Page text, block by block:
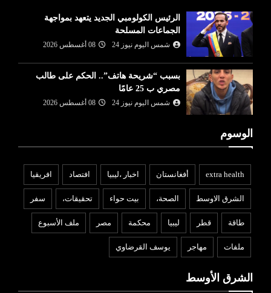
الرئيس الكولومبي الجديد يتعهد بمواجهة
الجماعات المسلحة
شمس اليوم نيوز 24 08 أغسطس 2026
بسبب “شريحة هاتف”.. الحكم على طالب
مصري ب 25 عامًا
شمس اليوم نيوز 24 08 أغسطس 2026
الوسوم
extra health أفغانستان اخبار ،ليبيا افتصاد افريقيا
الشرق الاوسط الصحة، بيت حواء تحقيقات، سفر
طاقة قطر ليبيا محكمة مصر ملف الأسبوع
ملفات مهاجر يوسف القرضاوي
الشرق الأوسط